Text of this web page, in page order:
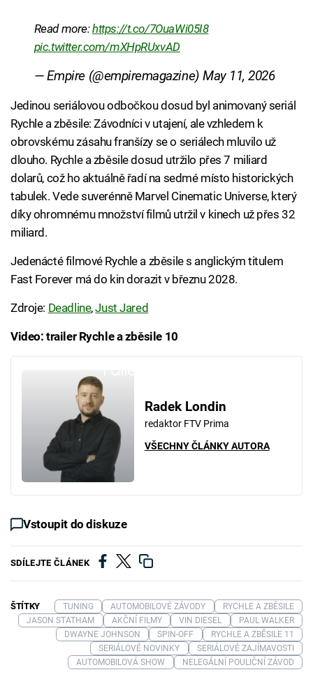
Read more:https://t.co/7OuaWi05I8
pic.twitter.com/mXHpRUxvAD
— Empire (@empiremagazine)May 11, 2026
Jedinou seriálovou odbočkou dosud byl animovaný seriál
Rychle a zběsile: Závodníci v utajení, ale vzhledem k
obrovskému zásahu franšízy se o seriálech mluvilo už
dlouho. Rychle a zběsile dosud utržilo přes 7 miliard
dolarů, což ho aktuálně řadí na sedmé místo historických
tabulek. Vede suverénně Marvel Cinematic Universe, který
díky ohromnému množství filmů utržil v kinech už přes 32
miliard.
Jedenácté filmové Rychle a zběsile s anglickým titulem
Fast Forever má do kin dorazit v březnu 2028.
Zdroje: Deadline,Just Jared
Video: trailer Rychle a zběsile 10
Radek Londin
redaktor FTV Prima
VŠECHNY ČLÁNKY AUTORA
Vstoupit do diskuze
SDÍLEJTE ČLÁNEK
ŠTÍTKY TUNING AUTOMOBILOVÉ ZÁVODY
RYCHLE A ZBĚSILE
JASON STATHAM
AKČNÍ FILMY VIN DIESEL
PAUL WALKER
DWAYNE JOHNSON
SPIN-OFF
RYCHLE A ZBĚSILE 11
SERIÁLOVÉ NOVINKY
SERIÁLOVÉ ZAJÍMAVOSTI
AUTOMOBILOVÁ SHOW
NELEGÁLNÍ POULIČNÍ ZÁVOD